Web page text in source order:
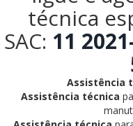
técnica
SAC: 11
Assistência
Assistência técnica